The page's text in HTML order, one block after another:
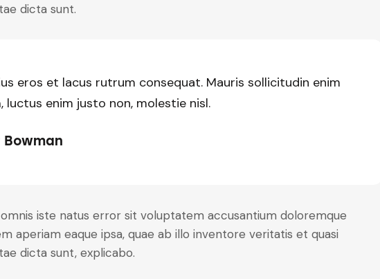
dicta sunt.
eros et lacus rutrum consequat. Mauris sollicitudin enim
luctus enim justo non, molestie nisl.
Bowman
iste natus error sit voluptatem accusantium doloremque
aperiam eaque ipsa, quae ab illo inventore veritatis et quasi
dicta sunt, explicabo.